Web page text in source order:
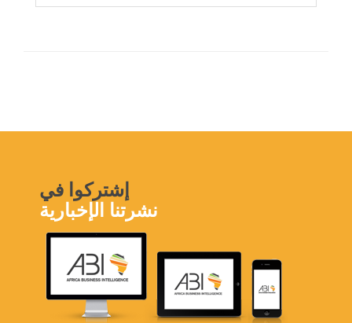
إشتركوا في
نشرتنا الإخبارية